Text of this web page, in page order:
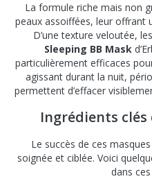
La formule riche mais non
peaux assoiffées, leur offrant
D’une texture veloutée,
Sleeping BB Mask
particulièrement efficaces
agissant durant la nuit,
permettent d’effacer
Ingrédients clés
Le succès de ces
soignée et ciblée. Voici
dans